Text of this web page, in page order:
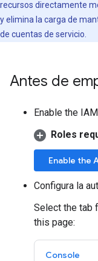
recursos directamente
y elimina la carga de
de cuentas de servicio.
Antes de
Enable the
Roles
Enable the
Configura la
Select the tab
this page:
Console